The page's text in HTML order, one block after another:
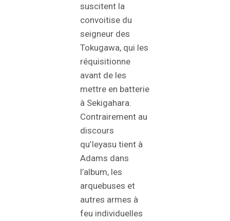
suscitent la
convoitise du
seigneur des
Tokugawa, qui les
réquisitionne
avant de les
mettre en batterie
à Sekigahara.
Contrairement au
discours
qu’Ieyasu tient à
Adams dans
l’album, les
arquebuses et
autres armes à
feu individuelles